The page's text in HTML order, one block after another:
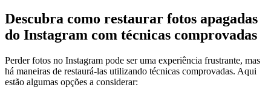
Descubra‍ como restaurar fotos ‍apagadas
do Instagram ‍com técnicas comprovadas
Perder fotos no Instagram pode ser uma experiência frustrante, mas
há maneiras de restaurá-las utilizando técnicas comprovadas. Aqui
estão algumas opções a considerar: